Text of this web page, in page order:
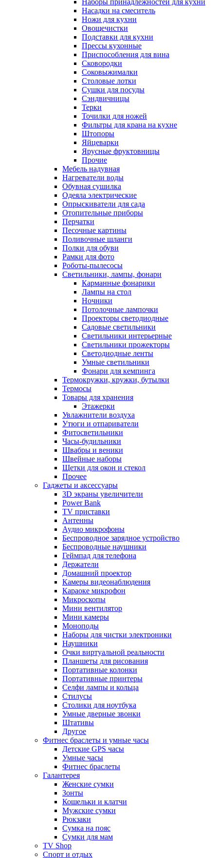
Наборы принадлежностей для кухни
Насадки на смеситель
Ножи для кухни
Овощечистки
Подставки для кухни
Прессы кухонные
Приспособления для вина
Сковородки
Соковыжималки
Столовые лотки
Сушки для посуды
Сэндвичницы
Терки
Точилки для ножей
Фильтры для крана на кухне
Штопоры
Яйцеварки
Ярусные фруктовницы
Прочие
Мебель надувная
Нагреватели воды
Обувная сушилка
Одеяла электрические
Опрыскиватели для сада
Отопительные приборы
Перчатки
Песочные картины
Поливочные шланги
Полки для обуви
Рамки для фото
Роботы-пылесосы
Светильники, лампы, фонари
Карманные фонарики
Лампы на стол
Ночники
Потолочные лампочки
Проекторы светодиодные
Садовые светильники
Светильники интерьерные
Светильники прожекторы
Светодиодные ленты
Умные светильники
Фонари для кемпинга
Термокружки, кружки, бутылки
Термосы
Товары для хранения
Этажерки
Увлажнители воздуха
Утюги и отпариватели
Фитосветильники
Часы-будильники
Швабры и веники
Швейные наборы
Щетки для окон и стекол
Прочее
Гаджеты и аксессуары
3D экраны увеличители
Power Bank
TV приставки
Антенны
Аудио микрофоны
Беспроводное зарядное устройство
Беспроводные наушники
Геймпад для телефона
Держатели
Домашний проектор
Камеры видеонаблюдения
Караоке микрофон
Микроскопы
Мини вентилятор
Мини камеры
Моноподы
Наборы для чистки электроники
Наушники
Очки виртуальной реальности
Планшеты для рисования
Портативные колонки
Портативные принтеры
Селфи лампы и кольца
Стилусы
Столики для ноутбука
Умные дверные звонки
Штативы
Другое
Фитнес браслеты и умные часы
Детские GPS часы
Умные часы
Фитнес браслеты
Галантерея
Женские сумки
Зонты
Кошельки и клатчи
Мужские сумки
Рюкзаки
Сумка на пояс
Сумки для мам
TV Shop
Спорт и отдых